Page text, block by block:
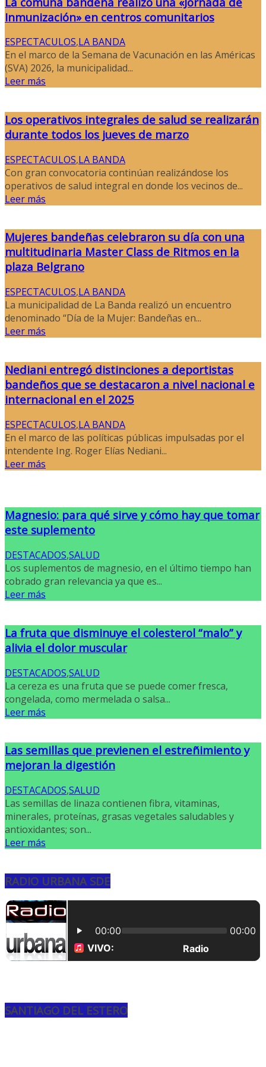
Inmunización» en centros comunitarios
ESPECTACULOS,LA BANDA
En el marco de la Semana de Vacunación en las Américas
(SVA) 2026, la municipalidad...
Leer más
Los operativos integrales de salud se realizarán
durante todos los jueves de marzo
ESPECTACULOS,LA BANDA
Con gran convocatoria continúan realizándose los
operativos de salud integral en donde los vecinos de...
Leer más
Mujeres bandeñas celebraron su día con una
multitudinaria Master Class de Ritmos en la
plaza Belgrano
ESPECTACULOS,LA BANDA
La municipalidad de La Banda realizó un encuentro
denominado “Día de la Mujer: Bandeñas en...
Leer más
Nediani entregó distinciones a deportistas
bandeños que se destacaron a nivel nacional e
internacional en el 2025
ESPECTACULOS,LA BANDA
En el marco de las políticas públicas impulsadas por el
intendente Ing. Roger Elías Nediani...
Leer más
Magnesio: para qué sirve y cómo hay que tomar
este suplemento
DESTACADOS,SALUD
Los suplementos de magnesio, en el último tiempo han
cobrado gran relevancia ya que es...
Leer más
La fruta que disminuye el colesterol “malo” y
alivia el dolor muscular
DESTACADOS,SALUD
La cereza es una fruta que se puede comer fresca,
congelada, como mermelada o salsa...
Leer más
Las semillas que previenen el estreñimiento y
mejoran la digestión
DESTACADOS,SALUD
Las semillas de linaza contienen fibra, vitaminas,
minerales, proteínas, grasas vegetales saludables y
antioxidantes; son...
Leer más
RADIO URBANA SDE
SANTIAGO DEL ESTERO